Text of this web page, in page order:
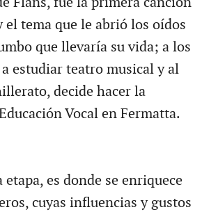
tema que le abrió los oídos
que llevaría su vida; a los
estudiar teatro musical y al
decide hacer la
Vocal en Fermatta.
etapa, es donde se enriquece
cuyas influencias y gustos